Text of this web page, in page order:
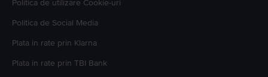
Politica de utilizare Cookie-uri
Politica de Social Media
Plata in rate prin Klarna
Plata in rate prin TBI Bank